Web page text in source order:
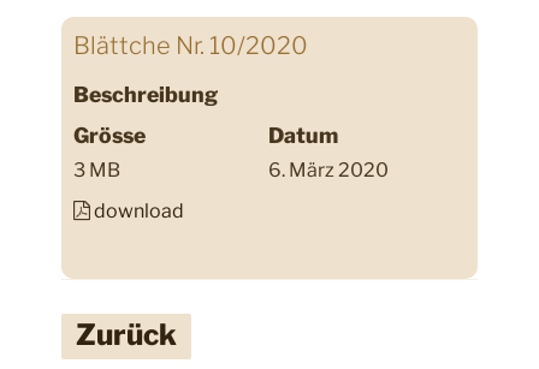
Blättche Nr. 10/2020
Beschreibung
Grösse
3 MB
Datum
6. März 2020
download
Zurück